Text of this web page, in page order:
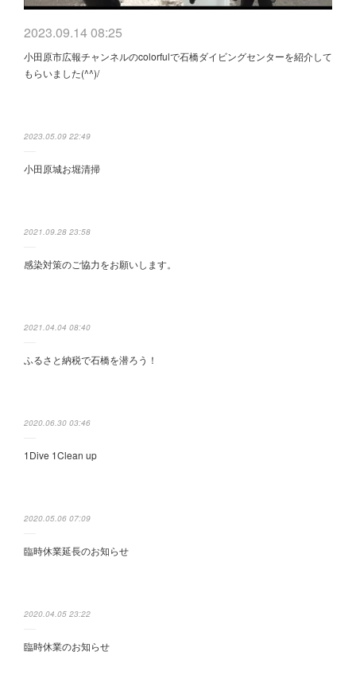
2023.09.14 08:25
小田原市広報チャンネルのcolorfulで石橋ダイビングセンターを紹介して
もらいました(^^)/
2023.05.09 22:49
小田原城お堀清掃
2021.09.28 23:58
感染対策のご協力をお願いします。
2021.04.04 08:40
ふるさと納税で石橋を潜ろう！
2020.06.30 03:46
1Dive 1Clean up
2020.05.06 07:09
臨時休業延長のお知らせ
2020.04.05 23:22
臨時休業のお知らせ